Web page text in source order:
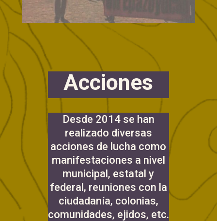
Acciones
Desde 2014 se han
realizado diversas
acciones de lucha como
manifestaciones a nivel
municipal, estatal y
federal, reuniones con la
ciudadanía, colonias,
comunidades, ejidos, etc.